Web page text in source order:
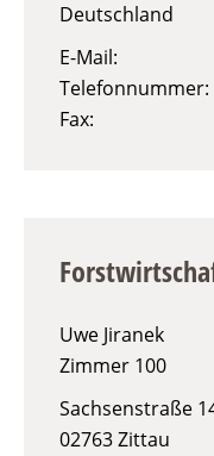
Deutschland
E-Mail
Telefonnummer
Fax
Uwe Jiranek
Zimmer 100
Sachsenstraße
02763Zittau